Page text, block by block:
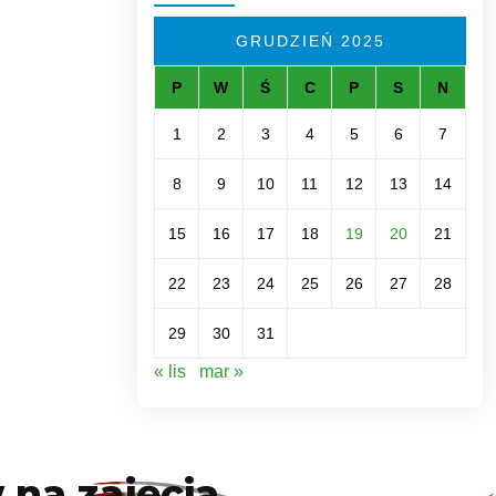
GRUDZIEŃ 2025
P W Ś C P S N
1 2 3 4 5 6 7
8 9 10 11 12 13 14
15 16 17 18 19 20 21
22 23 24 25 26 27 28
29 30 31
« lis mar »